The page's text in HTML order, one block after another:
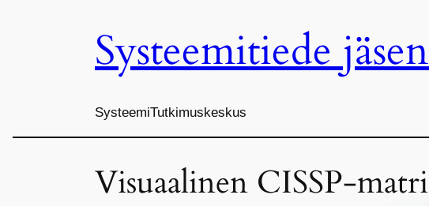
Systeemitiede
SysteemiTutkimuskeskus
Visuaalinen CISSP-